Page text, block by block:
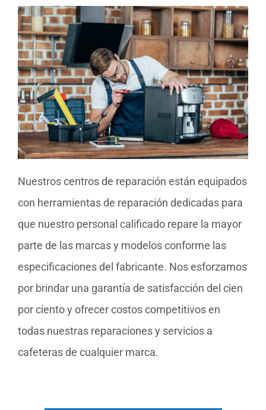
Nuestros centros de reparación están equipados
con herramientas de reparación dedicadas para
que nuestro personal calificado repare la mayor
parte de las marcas y modelos conforme las
especificaciones del fabricante. Nos esforzamos
por brindar una garantía de satisfacción del cien
por ciento y ofrecer costos competitivos en
todas nuestras reparaciones y servicios a
cafeteras de cualquier marca.